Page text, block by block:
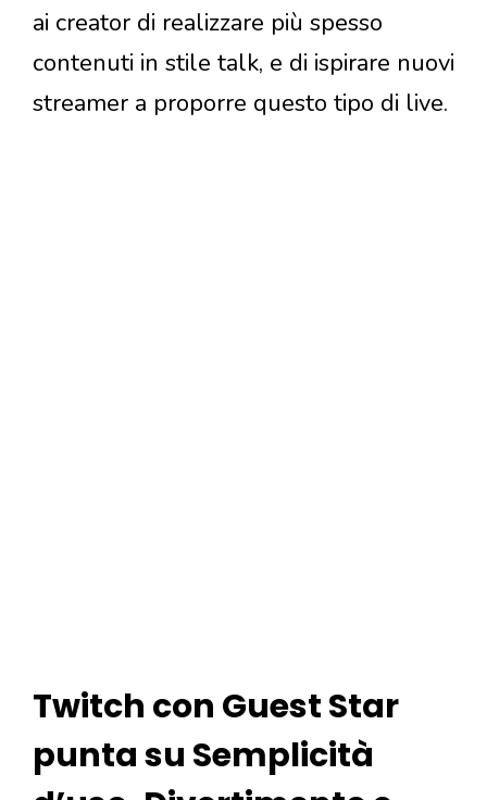
ai creator di realizzare più spesso
contenuti in stile talk, e di ispirare nuovi
streamer a proporre questo tipo di live.
Twitch con Guest Star
punta su Semplicità